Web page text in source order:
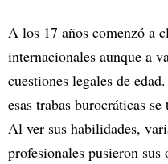
A los 17 años comenzó a
internacionales aunque a
cuestiones legales de
esas trabas burocráticas
Al ver sus habilidades,
profesionales pusieron